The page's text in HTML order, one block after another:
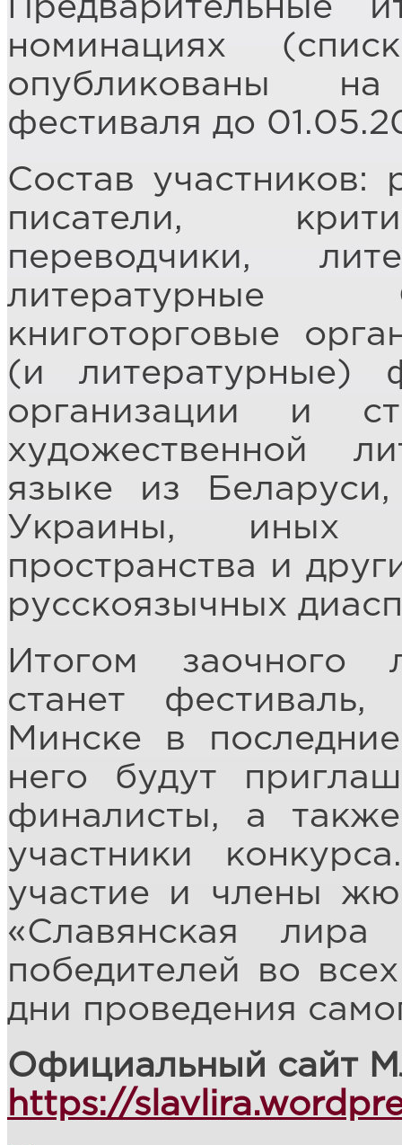
Предварительные
номинациях
опубликованы
фестиваля до
Состав участников:
писатели,
переводчики,
литературные
книготорговые
(и литературные)
организации и
художественной
языке из
Украины, иных
пространства и
русскоязычных
Итогом заочного
станет
Минске в
него будут
финалисты, а
участники
участие и члены
«Славянская
победителей во
дни проведения
Официальный сайт
https://